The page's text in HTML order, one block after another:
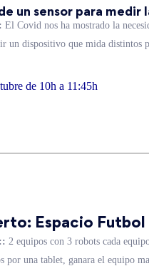
un sensor para medir
El Covid nos ha mostrado la
un dispositivo que mida distintos
de 10h a 11:45h
Espacio
: 2 equipos con 3 robots cada
por una tablet, ganara el equipo